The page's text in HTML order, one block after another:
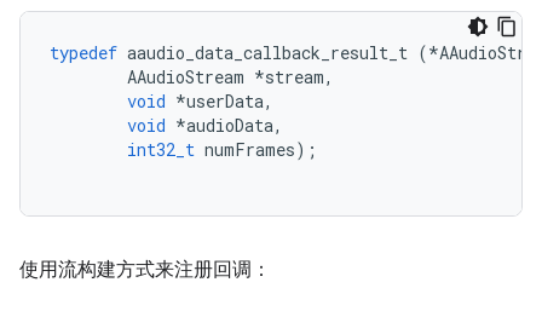
typedef aaudio_data_callback_result_t (*
AAudioStream *stream,
void *userData,
void *audioData,
int32_t numFrames);
使用流构建方式来注册回调：